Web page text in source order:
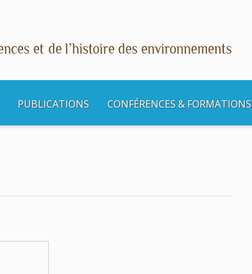
PUBLICATIONS CONFÉRENCES & FORMATIONS